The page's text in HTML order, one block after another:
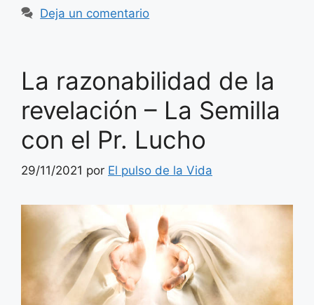
Deja un comentario
La razonabilidad de la
revelación – La Semilla
con el Pr. Lucho
29/11/2021 por El pulso de la Vida